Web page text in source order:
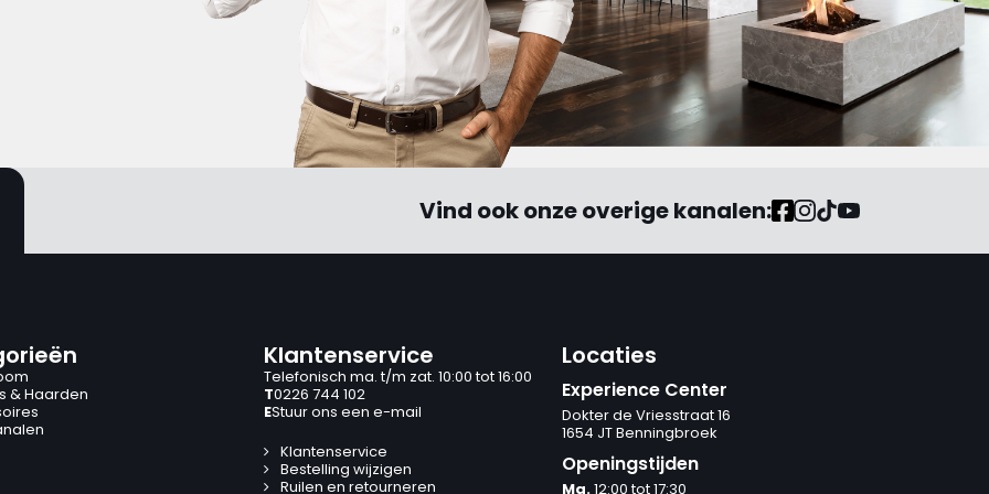
Vind ook onze overige kanalen:
& Haarden
Klantenservice
Telefonisch ma. t/m zat. 10:00 tot 16:00
T0226 744 102
EStuur ons een e-mail
Klantenservice
Bestelling wijzigen
Ruilen en retourneren
Locaties
Experience Center
Dokter de Vriesstraat 16
1654 JT Benningbroek
Openingstijden
Ma.12:00 tot 17:30